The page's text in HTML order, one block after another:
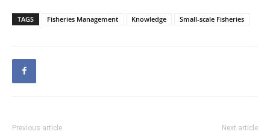
TAGS Fisheries Management Knowledge Small-scale Fisheries
Previous article Next article